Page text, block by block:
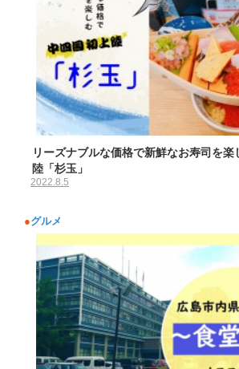
リーズナブルな価格で新鮮なお寿司を
陸「杉玉」
2022.8.5
●グルメ